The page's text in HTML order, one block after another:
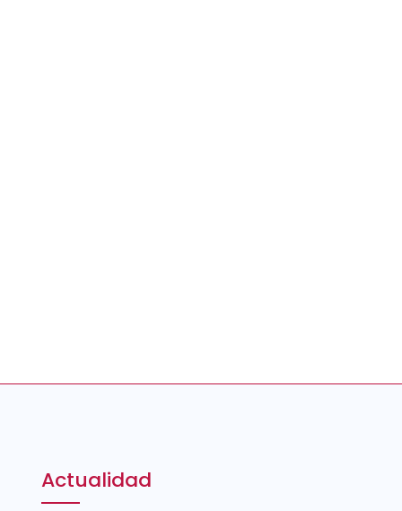
Actualidad